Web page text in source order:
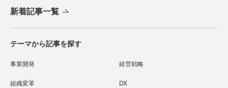
新着記事一覧
テーマから記事を探す
事業開発 経営戦略
組織変革 DX